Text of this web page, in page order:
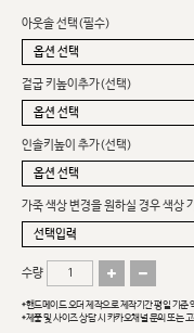
아웃솔 선택(필수)
겉굽 키높이추가(선택)
인솔키높이 추가(선택)
가죽 색상 변경을 원하실 경우 색상
수량
*핸드메이드 오더 제작으로 제작기간 평일 기준
*제품 및 사이즈 상담 시 카카오채널 문의 또는